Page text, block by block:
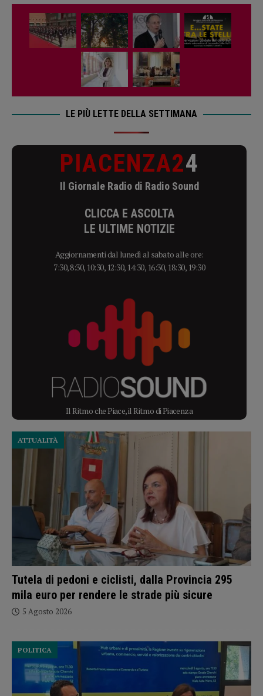
LE PIÙ LETTE DELLA SETTIMANA
PIACENZA24
Il Giornale Radio di Radio Sound
CLICCA E ASCOLTA
LE ULTIME NOTIZIE
Aggiornamenti dal lunedì al sabato alle ore:
7:30, 8:30, 10:30, 12:30, 14:30, 16:30, 18:30, 19:30
Il Ritmo che Piace, il Ritmo di Piacenza
Tutela di pedoni e ciclisti, dalla Provincia 295
mila euro per rendere le strade più sicure
ATTUALITÀ
5 Agosto 2026
POLITICA